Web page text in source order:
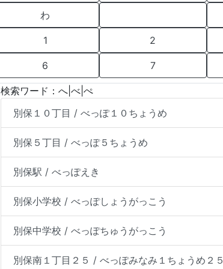
わ
1 2
6 7
検索ワード：へ|べ|ぺ
別保１０丁目 / べっぽ１０ちょうめ
別保５丁目 / べっぽ５ちょうめ
別保駅 / べっぽえき
別保小学校 / べっぽしょうがっこう
別保中学校 / べっぽちゅうがっこう
別保南１丁目２５ / べっぽみなみ１ちょうめ２５